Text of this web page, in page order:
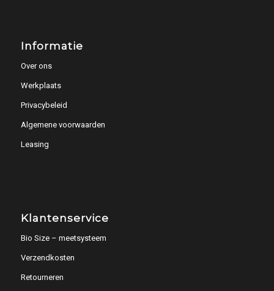
Informatie
Over ons
Werkplaats
Privacybeleid
Algemene voorwaarden
Leasing
Klantenservice
Bio Size – meetsysteem
Verzendkosten
Retourneren